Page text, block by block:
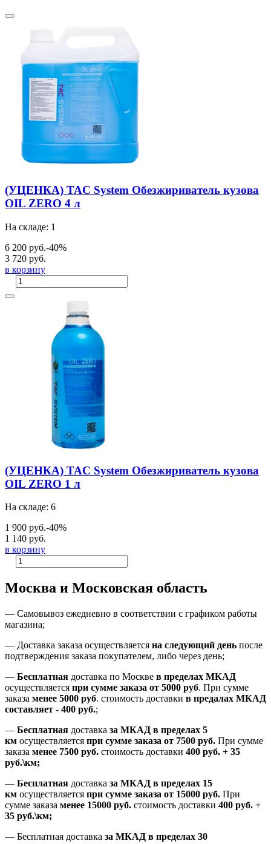
(УЦЕНКА) TAC System Обезжириватель кузова
OIL ZERO 4 л
На складе: 1
6 200 руб.-40%
3 720 руб.
в корзину
(УЦЕНКА) TAC System Обезжириватель кузова
OIL ZERO 1 л
На складе: 6
1 900 руб.-40%
1 140 руб.
в корзину
Москва и Московская область
— Самовывоз ежедневно в соответствии с графиком работы
магазина;
— Доставка заказа осуществляется на следующий день после
подтверждения заказа покупателем, либо через день;
— Бесплатная доставка по Москве в пределах МКАД
осуществляется при сумме заказа от 5000 руб. При сумме
заказа менее 5000 руб. стоимость доставки в предалах МКАД
составляет - 400 руб.;
— Бесплатная доставка за МКАД в пределах 5
км осуществляется при сумме заказа от 7500 руб. При сумме
заказа менее 7500 руб. стоимость доставки 400 руб. + 35
руб.\км;
— Бесплатная доставка за МКАД в пределах 15
км осуществляется при сумме заказа от 15000 руб. При
сумме заказа менее 15000 руб. стоимость доставки 400 руб. +
35 руб.\км;
— Бесплатная доставка за МКАД в пределах 30